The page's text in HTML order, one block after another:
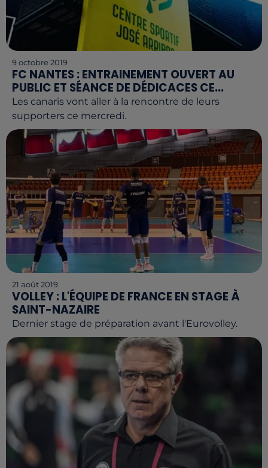
9 octobre 2019
FC NANTES : ENTRAINEMENT OUVERT AU
PUBLIC ET SÉANCE DE DÉDICACES CE...
Les canaris vont aller à la rencontre de leurs
supporters ce mercredi.
21 août 2019
VOLLEY : L'ÉQUIPE DE FRANCE EN STAGE À
SAINT-NAZAIRE
Dernier stage de préparation avant l'Eurovolley.